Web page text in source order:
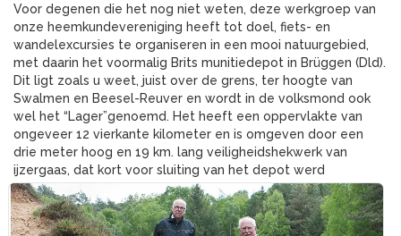
Voor degenen die het nog niet weten, deze werkgroep van
onze heemkundevereniging heeft tot doel, fiets- en
wandelexcursies te organiseren in een mooi natuurgebied,
met daarin het voormalig Brits munitiedepot in Brüggen (Dld).
Dit ligt zoals u weet, juist over de grens, ter hoogte van
Swalmen en Beesel-Reuver en wordt in de volksmond ook
wel het “Lager”genoemd. Het heeft een oppervlakte van
ongeveer 12 vierkante kilometer en is omgeven door een
drie meter hoog en 19 km. lang veiligheidshekwerk van
ijzergaas, dat kort voor sluiting van het depot werd